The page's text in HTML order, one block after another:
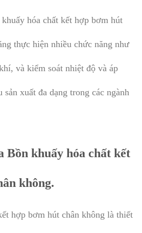
hóa chất kết hợp bơm hút
thực hiện nhiều chức năng như
và kiểm soát nhiệt độ và áp
sản xuất đa dạng trong các ngành
Bồn khuấy hóa chất kết
không.
hợp bơm hút chân không là thiết